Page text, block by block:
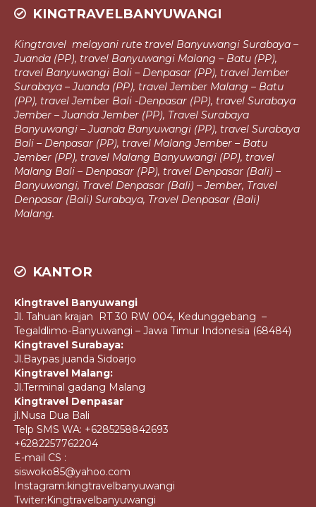
KINGTRAVELBANYUWANGI
Kingtravel melayani rute travel Banyuwangi Surabaya –
Juanda (PP), travel Banyuwangi Malang – Batu (PP),
travel Banyuwangi Bali – Denpasar (PP), travel Jember
Surabaya – Juanda (PP), travel Jember Malang – Batu
(PP), travel Jember Bali -Denpasar (PP), travel Surabaya
Jember – Juanda Jember (PP), Travel Surabaya
Banyuwangi – Juanda Banyuwangi (PP), travel Surabaya
Bali – Denpasar (PP), travel Malang Jember – Batu
Jember (PP), travel Malang Banyuwangi (PP), travel
Malang Bali – Denpasar (PP), travel Denpasar (Bali) –
Banyuwangi, Travel Denpasar (Bali) – Jember, Travel
Denpasar (Bali) Surabaya, Travel Denpasar (Bali)
Malang.
KANTOR
Kingtravel Banyuwangi
Jl. Tahuan krajan RT 30 RW 004, Kedunggebang –
Tegaldlimo-Banyuwangi – Jawa Timur Indonesia (68484)
Kingtravel Surabaya:
Jl.Baypas juanda Sidoarjo
Kingtravel Malang:
Jl.Terminal gadang Malang
Kingtravel Denpasar
jl.Nusa Dua Bali
Telp SMS WA: +6285258842693
+6282257762204
E-mail CS :
siswoko85@yahoo.com
Instagram:kingtravelbanyuwangi
Twiter:Kingtravelbanyuwangi